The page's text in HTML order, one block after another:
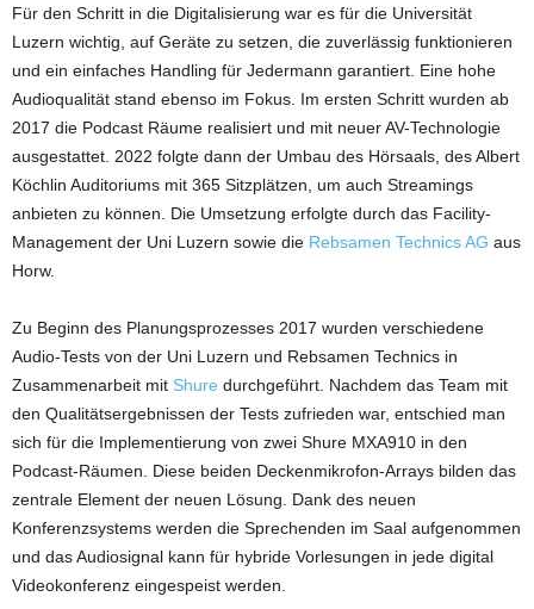
Für den Schritt in die Digitalisierung war es für die Universität
Luzern wichtig, auf Geräte zu setzen, die zuverlässig funktionieren
und ein einfaches Handling für Jedermann garantiert. Eine hohe
Audioqualität stand ebenso im Fokus. Im ersten Schritt wurden ab
2017 die Podcast Räume realisiert und mit neuer AV-Technologie
ausgestattet. 2022 folgte dann der Umbau des Hörsaals, des Albert
Köchlin Auditoriums mit 365 Sitzplätzen, um auch Streamings
anbieten zu können. Die Umsetzung erfolgte durch das Facility-
Management der Uni Luzern sowie die Rebsamen Technics AG aus
Horw.
Zu Beginn des Planungsprozesses 2017 wurden verschiedene
Audio-Tests von der Uni Luzern und Rebsamen Technics in
Zusammenarbeit mit Shure durchgeführt. Nachdem das Team mit
den Qualitätsergebnissen der Tests zufrieden war, entschied man
sich für die Implementierung von zwei Shure MXA910 in den
Podcast-Räumen. Diese beiden Deckenmikrofon-Arrays bilden das
zentrale Element der neuen Lösung. Dank des neuen
Konferenzsystems werden die Sprechenden im Saal aufgenommen
und das Audiosignal kann für hybride Vorlesungen in jede digital
Videokonferenz eingespeist werden.